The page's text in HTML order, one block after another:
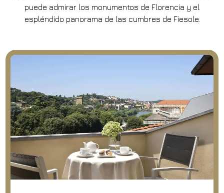
puede admirar los monumentos de Florencia y el
espléndido panorama de las cumbres de Fiesole.